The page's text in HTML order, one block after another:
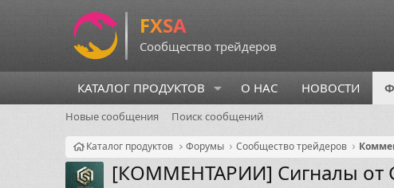
КАТАЛОГ ПРОДУКТОВ О НАС НОВОСТИ
Новые сообщения Поиск сообщений
Каталог продуктов Форумы Сообщество трейдеров
[КОММЕНТАРИИ] Сигналы от